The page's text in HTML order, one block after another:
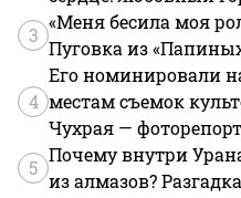
3
«Меня бесила моя
Пуговка из
4
Его номинировали
местам съемок
Чухрая —
5
Почему внутри
из алмазов?